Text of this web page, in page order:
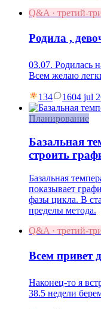
Q&A · третий-
Родила ,
03.07. Родилась
Всем желаю
134 1604 jul
Планирование
Базальная
строить
Базальная
показывает
фазы цикла. В
пределы метода.
Q&A · третий-
Всем привет
Наконец-то я
38.5 недели